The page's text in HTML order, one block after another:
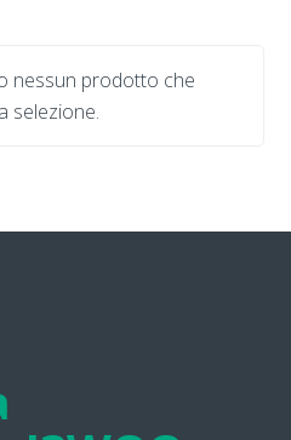
nessun prodotto che
selezione.